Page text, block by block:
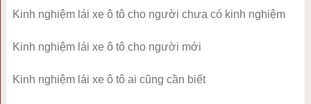
Kinh nghiệm lái xe ô tô cho người chưa có kinh nghiệm
Kinh nghiệm lái xe ô tô cho người mới
Kinh nghiệm lái xe ô tô ai cũng cần biết